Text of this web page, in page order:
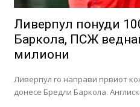
Ливерпул понуди
Баркола, ПСЖ
милиони
Ливерпул го направи првиот
донесе Бредли Баркола.